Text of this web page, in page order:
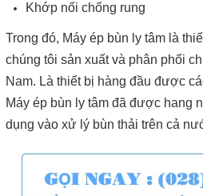
Khớp nối chống rung
Trong đó, Máy ép bùn ly tâm là
chúng tôi sản xuất và phân phối
Nam. Là thiết bị hàng đầu được
Máy ép bùn ly tâm đã được hang
dụng vào xử lý bùn thải trên cả